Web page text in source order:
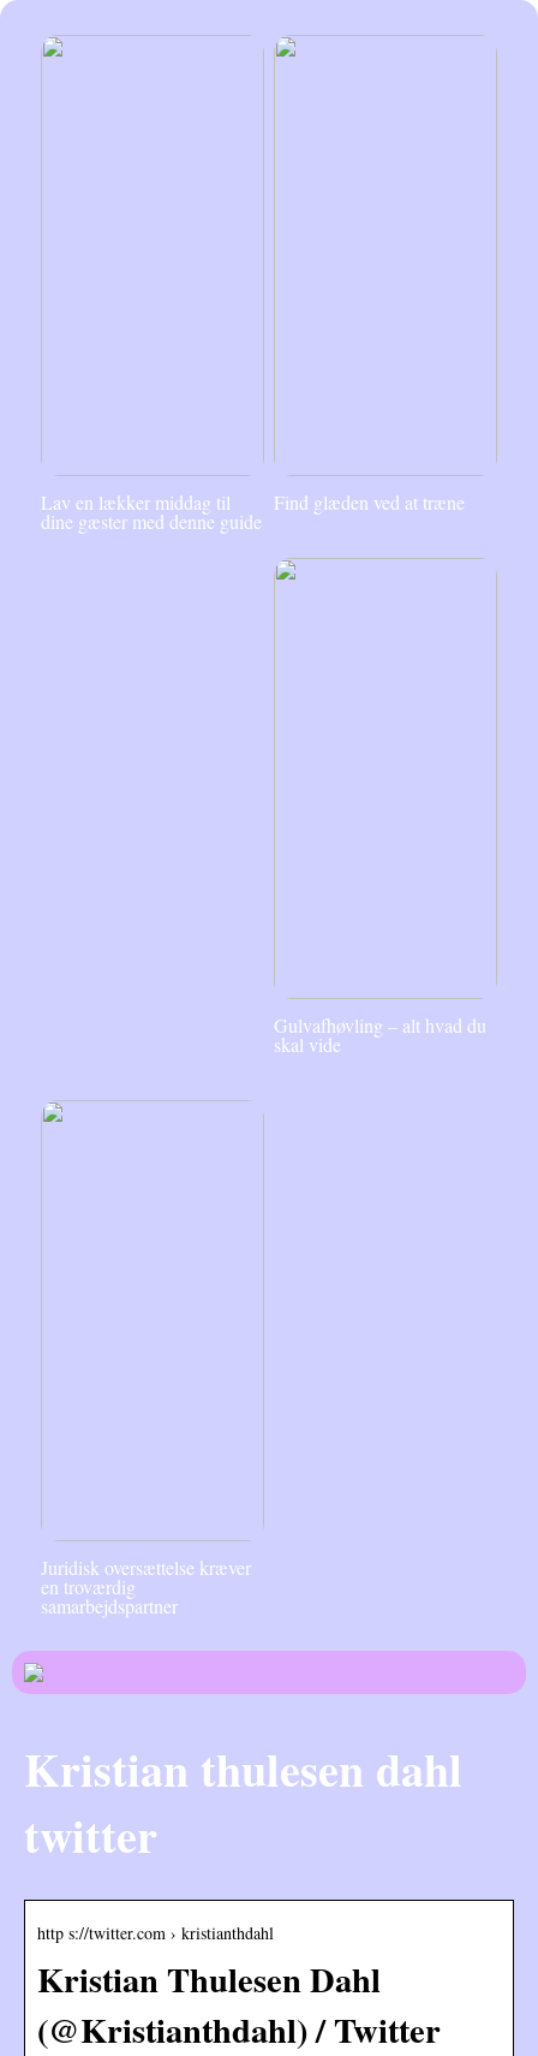
Lav en lækker middag til
dine gæster med denne guide
Find glæden ved at træne
Gulvafhøvling – alt hvad du
skal vide
Juridisk oversættelse kræver
en troværdig
samarbejdspartner
Kristian thulesen dahl
twitter
http s://twitter.com › kristianthdahl
Kristian Thulesen Dahl
(@Kristianthdahl) / Twitter